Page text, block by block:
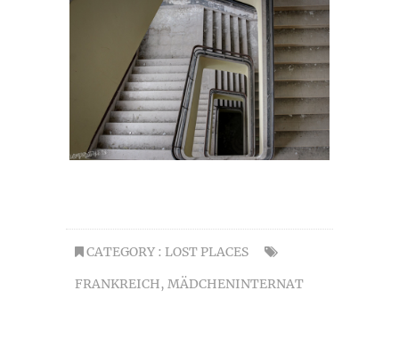
CATEGORY : LOST PLACES
FRANKREICH, MÄDCHENINTERNAT